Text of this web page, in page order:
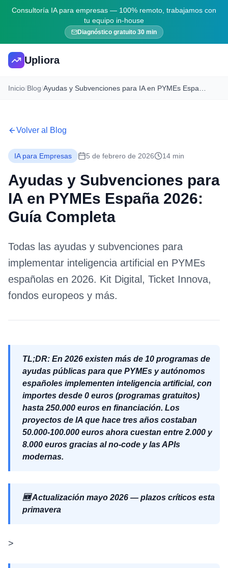
Consultoría IA para empresas — 100% remoto, trabajamos con
tu equipo in-house
Diagnóstico gratuito 30 min
Upliora
Inicio/Blog/
Volver al Blog
IA para Empresas 5 de febrero de 2026 14 min
Ayudas y Subvenciones para
IA en PYMEs España 2026:
Guía Completa
Todas las ayudas y subvenciones para
implementar inteligencia artificial en PYMEs
españolas en 2026. Kit Digital, Ticket Innova,
fondos europeos y más.
TL;DR: En 2026 existen más de 10 programas de
ayudas públicas para que PYMEs y autónomos
españoles implementen inteligencia artificial, con
importes desde 0 euros (programas gratuitos)
hasta 250.000 euros en financiación. Los
proyectos de IA que hace tres años costaban
50.000-100.000 euros ahora cuestan entre 2.000 y
8.000 euros gracias al no-code y las APIs
modernas.
🆕 Actualización mayo 2026 — plazos críticos esta
primavera
>